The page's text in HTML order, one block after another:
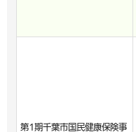
第1期千葉市国民健康保険事